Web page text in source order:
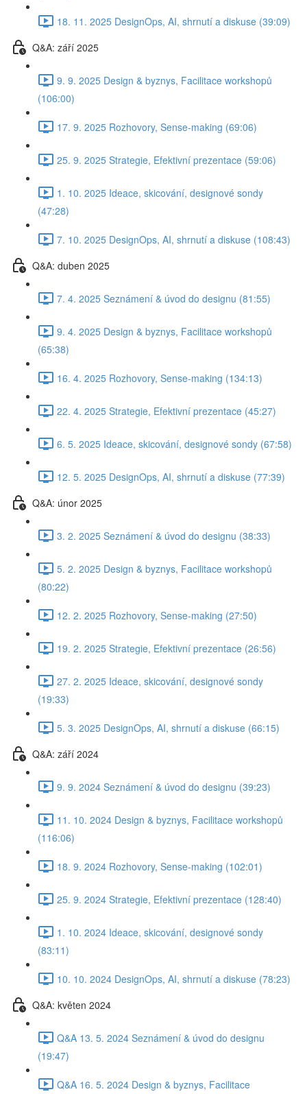
18. 11. 2025 DesignOps, AI, shrnutí a diskuse (39:09)
Q&A: září 2025
9. 9. 2025 Design & byznys, Facilitace workshopů
(106:00)
17. 9. 2025 Rozhovory, Sense-making (69:06)
25. 9. 2025 Strategie, Efektivní prezentace (59:06)
1. 10. 2025 Ideace, skicování, designové sondy
(47:28)
7. 10. 2025 DesignOps, AI, shrnutí a diskuse (108:43)
Q&A: duben 2025
7. 4. 2025 Seznámení & úvod do designu (81:55)
9. 4. 2025 Design & byznys, Facilitace workshopů
(65:38)
16. 4. 2025 Rozhovory, Sense-making (134:13)
22. 4. 2025 Strategie, Efektivní prezentace (45:27)
6. 5. 2025 Ideace, skicování, designové sondy (67:58)
12. 5. 2025 DesignOps, AI, shrnutí a diskuse (77:39)
Q&A: únor 2025
3. 2. 2025 Seznámení & úvod do designu (38:33)
5. 2. 2025 Design & byznys, Facilitace workshopů
(80:22)
12. 2. 2025 Rozhovory, Sense-making (27:50)
19. 2. 2025 Strategie, Efektivní prezentace (26:56)
27. 2. 2025 Ideace, skicování, designové sondy
(19:33)
5. 3. 2025 DesignOps, AI, shrnutí a diskuse (66:15)
Q&A: září 2024
9. 9. 2024 Seznámení & úvod do designu (39:23)
11. 10. 2024 Design & byznys, Facilitace workshopů
(116:06)
18. 9. 2024 Rozhovory, Sense-making (102:01)
25. 9. 2024 Strategie, Efektivní prezentace (128:40)
1. 10. 2024 Ideace, skicování, designové sondy
(83:11)
10. 10. 2024 DesignOps, AI, shrnutí a diskuse (78:23)
Q&A: květen 2024
Q&A 13. 5. 2024 Seznámení & úvod do designu
(19:47)
Q&A 16. 5. 2024 Design & byznys, Facilitace